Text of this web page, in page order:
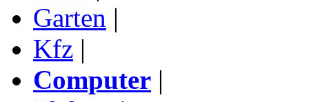
Garten |
Kfz |
Computer |